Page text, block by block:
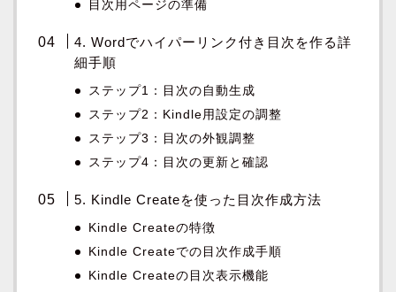
目次用ページの準備
4. Wordでハイパーリンク付き目次を作る詳
細手順
ステップ1：目次の自動生成
ステップ2：Kindle用設定の調整
ステップ3：目次の外観調整
ステップ4：目次の更新と確認
5. Kindle Createを使った目次作成方法
Kindle Createの特徴
Kindle Createでの目次作成手順
Kindle Createの目次表示機能